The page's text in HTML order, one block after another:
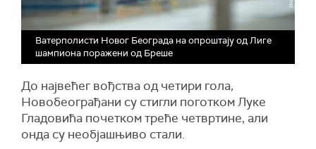
Ватерполисти Новог Београда на опроштају од Лиге
шампиона поражени од Бреше
До највећег вођства од четири гола,
Новобеограђани су стигли поготком Луке
Гладовића почетком треће четвртине, али
онда су необјашњиво стали.